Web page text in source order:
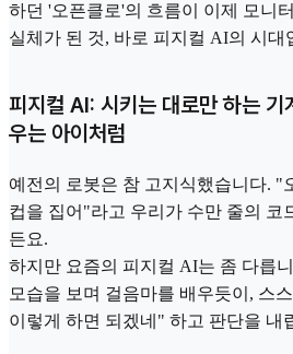
하던 '오픈클로'의 흐름이 이제 모니
실체가 된 것, 바로 피지컬 AI의 시대
피지컬 AI: 시키는 대로만 하는 기
우는 아이처럼
예전의 로봇은 참 고지식했습니다. "
컵을 집어"라고 우리가 수만 줄의 코
든요.
하지만 요즘의 피지컬 AI는 좀 다릅
모습을 보며 걸음마를 배우듯이, 스
이렇게 하면 되겠네" 하고 판단을 내